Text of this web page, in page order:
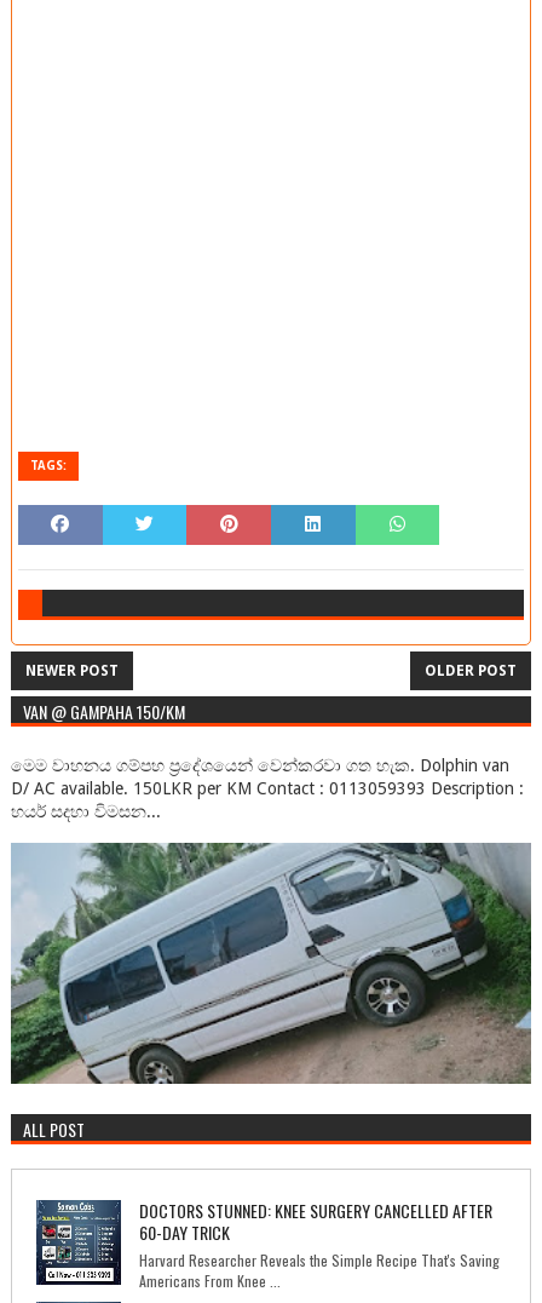
TAGS:
NEWER POST OLDER POST
VAN @ GAMPAHA 150/KM
මෙම වාහනය ගම්පහ ප්‍රදේශයෙන් වෙන්කරවා ගත හැක. Dolphin van
D/ AC available. 150LKR per KM Contact : 0113059393 Description :
හයර් සදහා විමසන...
ALL POST
DOCTORS STUNNED: KNEE SURGERY CANCELLED AFTER
60-DAY TRICK
Harvard Researcher Reveals the Simple Recipe That's Saving
Americans From Knee ...